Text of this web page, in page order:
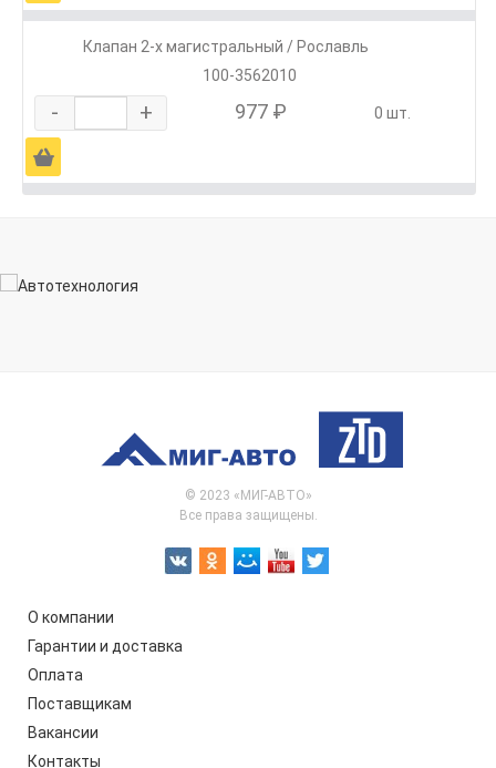
Клапан 2-х магистральный / Рославль
100-3562010
- + 977 ₽ 0 шт.
Ä
© 2023 «МИГ-АВТО»
Все права защищены.
О компании
Гарантии и доставка
Оплата
Поставщикам
Вакансии
Контакты